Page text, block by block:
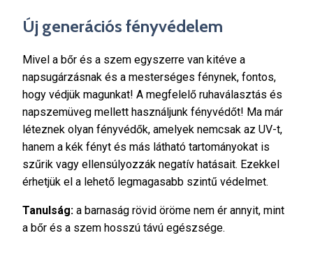
Új generációs fényvédelem
Mivel a bőr és a szem egyszerre van kitéve a
napsugárzásnak és a mesterséges fénynek, fontos,
hogy védjük magunkat! A megfelelő ruhaválasztás és
napszemüveg mellett használjunk fényvédőt! Ma már
léteznek olyan fényvédők, amelyek nemcsak az UV-t,
hanem a kék fényt és más látható tartományokat is
szűrik vagy ellensúlyozzák negatív hatásait. Ezekkel
érhetjük el a lehető legmagasabb szintű védelmet.
Tanulság: a barnaság rövid öröme nem ér annyit, mint
a bőr és a szem hosszú távú egészsége.